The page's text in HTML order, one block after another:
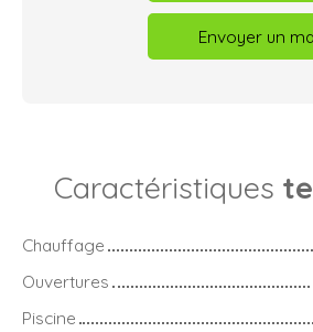
Envoyer un
Caractéristiques
Chauffage
Ouvertures
Piscine